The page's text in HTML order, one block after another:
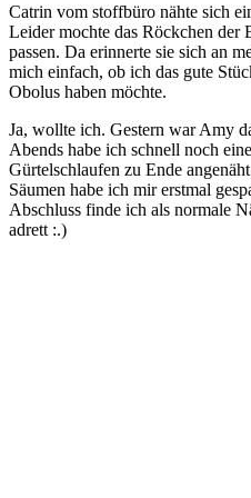
Catrin vom stoffbüro nähte sich
Leider mochte das Röckchen
passen. Da erinnerte sie sich an
mich einfach, ob ich das gute
Obolus haben möchte.
Ja, wollte ich. Gestern war Amy
Abends habe ich schnell noch
Gürtelschlaufen zu Ende
Säumen habe ich mir erstmal
Abschluss finde ich als normale
adrett :.)